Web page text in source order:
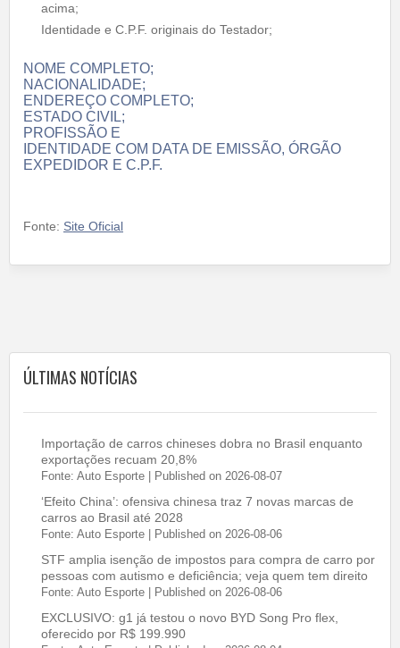
acima;
Identidade e C.P.F. originais do Testador;
NOME COMPLETO;
NACIONALIDADE;
ENDEREÇO COMPLETO;
ESTADO CIVIL;
PROFISSÃO E
IDENTIDADE COM DATA DE EMISSÃO, ÓRGÃO
EXPEDIDOR E C.P.F.
Fonte: Site Oficial
ÚLTIMAS NOTÍCIAS
Importação de carros chineses dobra no Brasil enquanto
exportações recuam 20,8%
Fonte: Auto Esporte Published on 2026-08-07
‘Efeito China’: ofensiva chinesa traz 7 novas marcas de
carros ao Brasil até 2028
Fonte: Auto Esporte Published on 2026-08-06
STF amplia isenção de impostos para compra de carro por
pessoas com autismo e deficiência; veja quem tem direito
Fonte: Auto Esporte Published on 2026-08-06
EXCLUSIVO: g1 já testou o novo BYD Song Pro flex,
oferecido por R$ 199.990